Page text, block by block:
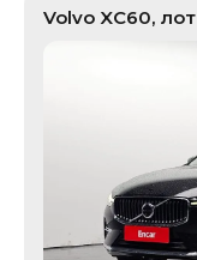
Volvo XC60, лот